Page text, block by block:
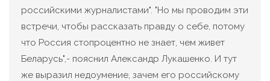
российскими журналистами". "Но мы проводим эти
встречи, чтобы рассказать правду о себе, потому
что Россия стопроцентно не знает, чем живет
Беларусь",- пояснил Александр Лукашенко. И тут
же выразил недоумение, зачем его российскому